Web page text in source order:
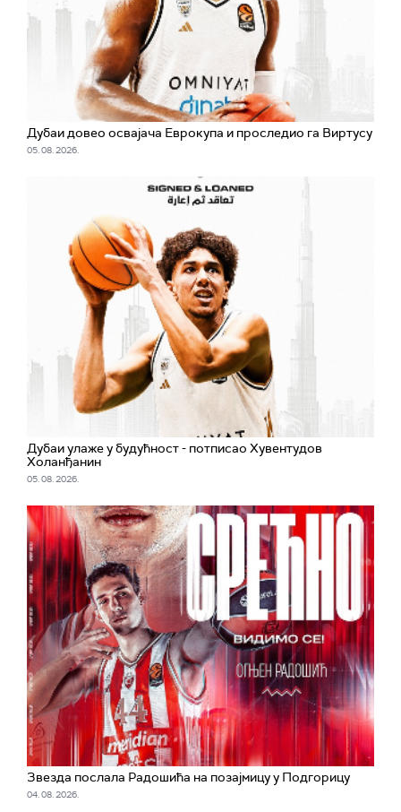
Дубаи довео освајача Еврокупа и проследио га Виртусу
05. 08. 2026.
Дубаи улаже у будућност - потписао Хувентудов
Холанђанин
05. 08. 2026.
Звезда послала Радошића на позајмицу у Подгорицу
04. 08. 2026.